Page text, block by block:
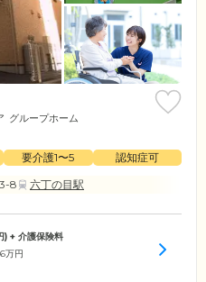
グループホーム
要介護1〜5
認知症可
8
六丁の目駅
) + 介護保険料
万円